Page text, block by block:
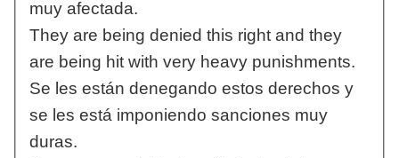
muy afectada.
They are being denied this right and they
are being hit with very heavy punishments.
Se les están denegando estos derechos y
se les está imponiendo sanciones muy
duras.